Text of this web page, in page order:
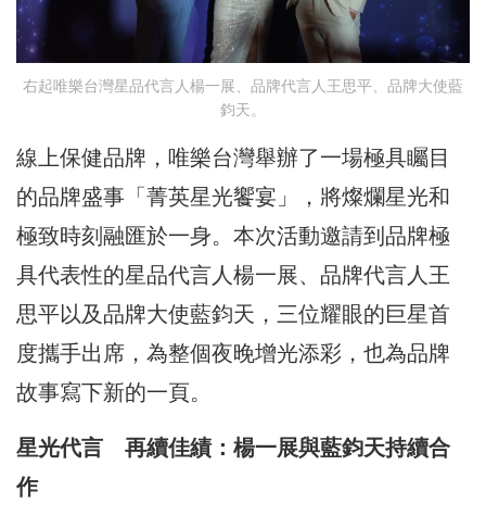
右起唯樂台灣星品代言人楊一展、品牌代言人王思平、品牌大使藍
鈞天。
線上保健品牌，唯樂台灣舉辦了一場極具矚目
的品牌盛事「菁英星光饗宴」，將燦爛星光和
極致時刻融匯於一身。本次活動邀請到品牌極
具代表性的星品代言人楊一展、品牌代言人王
思平以及品牌大使藍鈞天，三位耀眼的巨星首
度攜手出席，為整個夜晚增光添彩，也為品牌
故事寫下新的一頁。
星光代言 再續佳績：楊一展與藍鈞天持續合
作